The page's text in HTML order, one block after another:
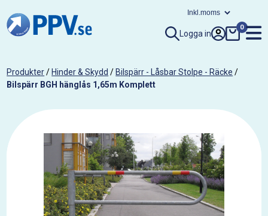
Logga in
0
Produkter/ Hinder & Skydd / Bilspärr - Låsbar Stolpe - Räcke /
Bilspärr BGH hänglås 1,65m Komplett